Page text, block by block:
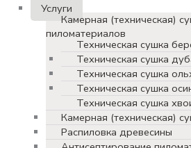
Услуги
Камерная (техническая)
пиломатериалов
Техническая сушка
Техническая сушка
Техническая сушка
Техническая сушка
Техническая сушка
Камерная (техническая)
Распиловка древесины